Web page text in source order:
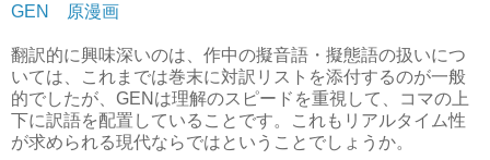
GEN 原漫画
翻訳的に興味深いのは、作中の擬音語・擬態語の扱いにつ
いては、これまでは巻末に対訳リストを添付するのが一般
的でしたが、GENは理解のスピードを重視して、コマの上
下に訳語を配置していることです。これもリアルタイム性
が求められる現代ならではということでしょうか。